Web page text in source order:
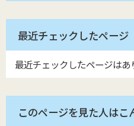
最近チェックしたページ
最近チェックしたページはあ
このページを見た人は